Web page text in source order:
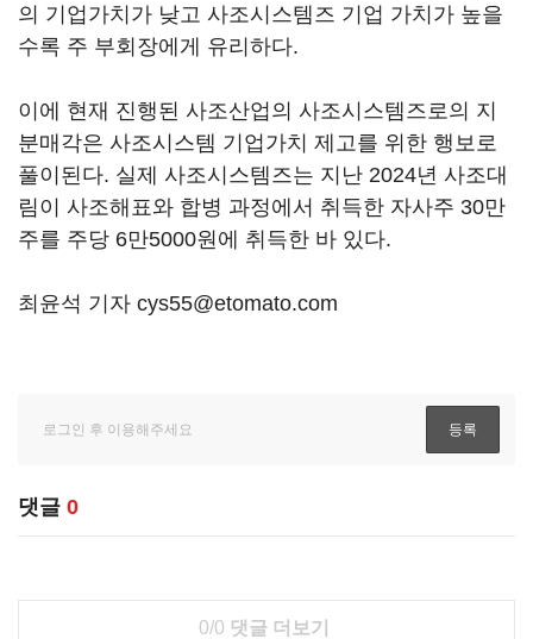
의 기업가치가 낮고 사조시스템즈 기업 가치가 높을
수록 주 부회장에게 유리하다.
이에 현재 진행된 사조산업의 사조시스템즈로의 지
분매각은 사조시스템 기업가치 제고를 위한 행보로
풀이된다. 실제 사조시스템즈는 지난 2024년 사조대
림이 사조해표와 합병 과정에서 취득한 자사주 30만
주를 주당 6만5000원에 취득한 바 있다.
최윤석 기자 cys55@etomato.com
댓글 0
0/0 댓글 더보기